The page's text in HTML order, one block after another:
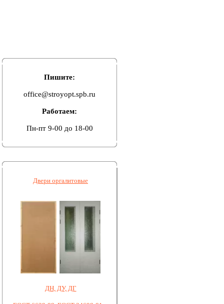
Пишите:
office@stroyopt.spb.ru
Работаем:
Пн-пт 9-00 до 18-00
Двери оргалитовые
ДН, ДУ, ДГ